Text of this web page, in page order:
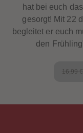
hat bei euch
gesorgt! Mit 22
begleitet er euch
den
16,99 €